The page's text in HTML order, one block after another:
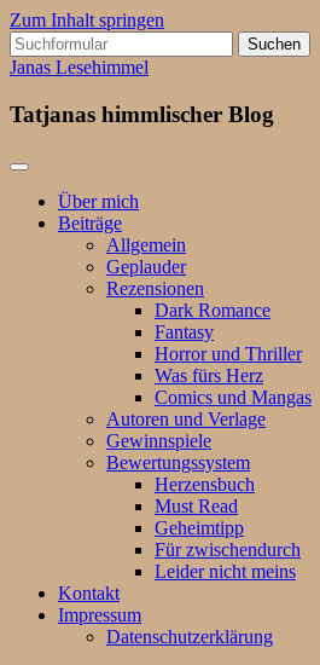
Zum Inhalt springen
Suchen
nach:
Janas Lesehimmel
Tatjanas himmlischer Blog
Über mich
Beiträge
Allgemein
Geplauder
Rezensionen
Dark Romance
Fantasy
Horror und Thriller
Was fürs Herz
Comics und Mangas
Autoren und Verlage
Gewinnspiele
Bewertungssystem
Herzensbuch
Must Read
Geheimtipp
Für zwischendurch
Leider nicht meins
Kontakt
Impressum
Datenschutzerklärung